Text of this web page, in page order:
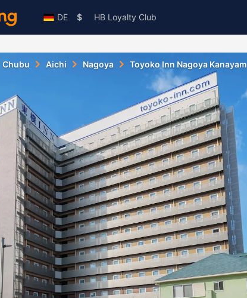
DE $ HB Loyalty Club
Chubu Aichi Nagoya Toyoko Inn Nagoya